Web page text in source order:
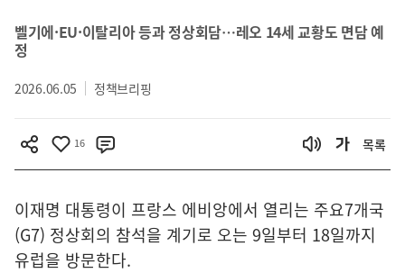
벨기에·EU·이탈리아 등과 정상회담…레오 14세 교황도 면담 예
정
2026.06.05 정책브리핑
16 목록
이재명 대통령이 프랑스 에비앙에서 열리는 주요7개국
(G7) 정상회의 참석을 계기로 오는 9일부터 18일까지
유럽을 방문한다.